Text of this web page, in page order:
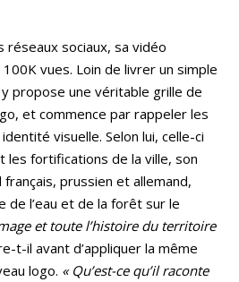
réseaux sociaux, sa vidéo
vues. Loin de livrer un simple
propose une véritable grille de
et commence par rappeler les
visuelle. Selon lui, celle-ci
les fortifications de la ville, son
prussien et allemand,
de l’eau et de la forêt sur le
et toute l’histoire du territoire
t-il avant d’appliquer la même
logo. « Qu’est-ce qu’il raconte